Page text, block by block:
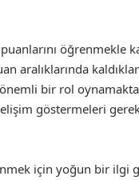
öğrenmekle
aralıklarında
bir rol
göstermeleri
için yoğun bir ilgi